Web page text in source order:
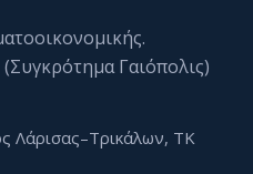
Γαιόπολις)
Λάρισας–Τρικάλων, ΤΚ